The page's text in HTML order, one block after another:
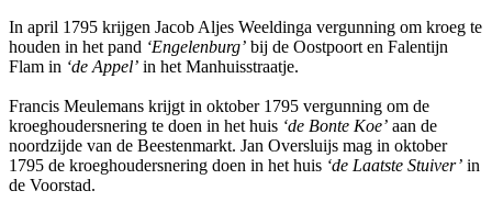
In april 1795 krijgen Jacob Aljes Weeldinga vergunning om kroeg te
houden in het pand ‘Engelenburg’ bij de Oostpoort en Falentijn
Flam in ‘de Appel’ in het Manhuisstraatje.
Francis Meulemans krijgt in oktober 1795 vergunning om de
kroeghoudersnering te doen in het huis ‘de Bonte Koe’ aan de
noordzijde van de Beestenmarkt. Jan Oversluijs mag in oktober
1795 de kroeghoudersnering doen in het huis ‘de Laatste Stuiver’ in
de Voorstad.